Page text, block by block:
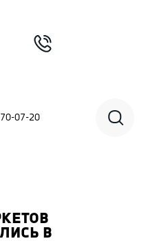
07-20
В